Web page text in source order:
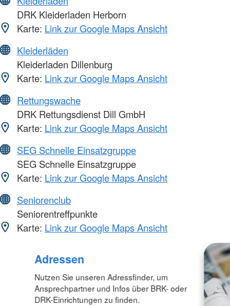
DRK Kleiderladen Herborn
Karte: Link zur Google Maps Ansicht
Kleiderläden
Kleiderladen Dillenburg
Karte: Link zur Google Maps Ansicht
Rettungswache
DRK Rettungsdienst Dill GmbH
Karte: Link zur Google Maps Ansicht
SEG Schnelle Einsatzgruppe
SEG Schnelle Einsatzgruppe
Karte: Link zur Google Maps Ansicht
Seniorenclub
Seniorentreffpunkte
Karte: Link zur Google Maps Ansicht
Adressen
Nutzen Sie unseren Adressfinder, um
Ansprechpartner und Infos über BRK- oder
DRK-Einrichtungen zu finden.